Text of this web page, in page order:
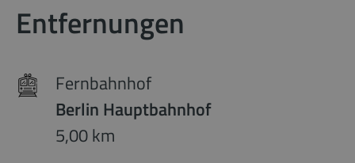
Entfernungen
Fernbahnhof
Berlin Hauptbahnhof
5,00 km